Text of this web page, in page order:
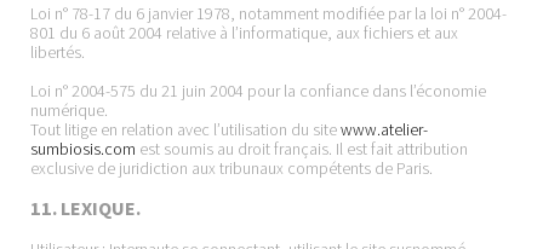
Loi n° 78-17 du 6 janvier 1978, notamment modifiée par la loi n° 2004-
801 du 6 août 2004 relative à l’informatique, aux fichiers et aux
libertés.
Loi n° 2004-575 du 21 juin 2004 pour la confiance dans l’économie
numérique.
Tout litige en relation avec l’utilisation du sitewww.atelier-
sumbiosis.com est soumis au droit français. Il est fait attribution
exclusive de juridiction aux tribunaux compétents de Paris.
11. LEXIQUE.